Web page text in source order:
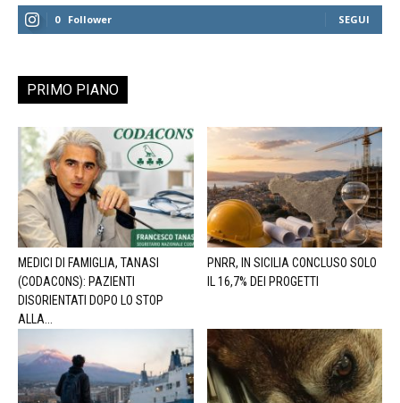
0 Follower SEGUI
PRIMO PIANO
MEDICI DI FAMIGLIA, TANASI
(CODACONS): PAZIENTI
DISORIENTATI DOPO LO STOP
ALLA...
PNRR, IN SICILIA CONCLUSO SOLO
IL 16,7% DEI PROGETTI